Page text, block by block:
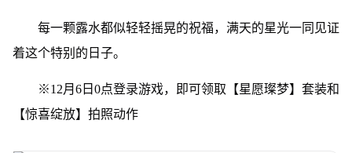
每一颗露水都似轻轻摇晃的祝福，满天的星光一同见证
着这个特别的日子。
※12月6日0点登录游戏，即可领取【星愿璨梦】套装和
【惊喜绽放】拍照动作